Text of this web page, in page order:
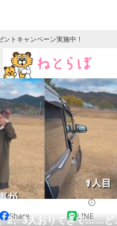
トキャンペーン実施中！
ニュース
クイズ
地域
教育・育児
リサーチ
2、3人おりてきて……ど
Share LINE